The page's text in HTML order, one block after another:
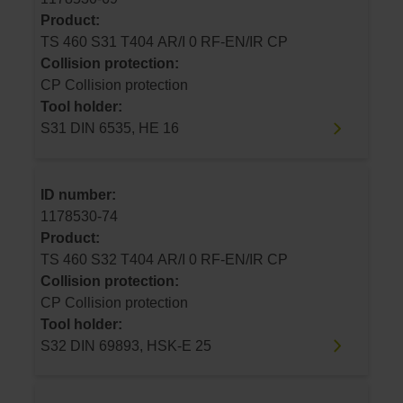
Product:
TS 460 S31 T404 AR/I 0 RF-EN/IR CP
Collision protection:
CP Collision protection
Tool holder:
S31 DIN 6535, HE 16
ID number:
1178530-74
Product:
TS 460 S32 T404 AR/I 0 RF-EN/IR CP
Collision protection:
CP Collision protection
Tool holder:
S32 DIN 69893, HSK-E 25